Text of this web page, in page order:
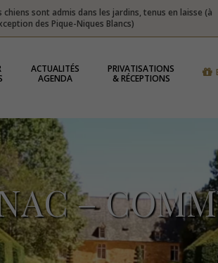
chiens sont admis dans les jardins, tenus en laisse (à
des Pique-Niques Blancs)
ACTUALITÉS
AGENDA
PRIVATISATIONS
& RÉCEPTIONS
–